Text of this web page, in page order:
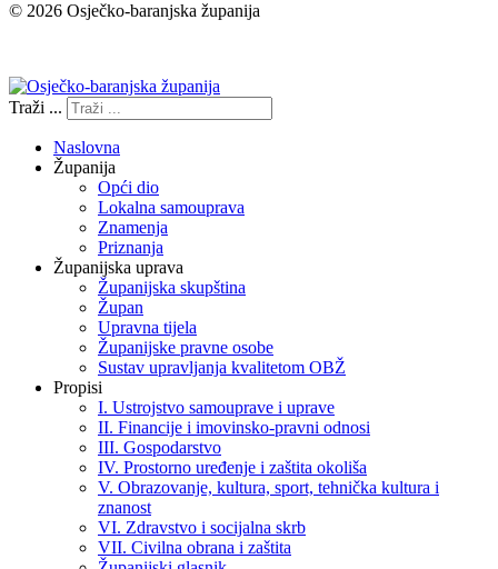
© 2026 Osječko-baranjska županija
Traži ...
Naslovna
Županija
Opći dio
Lokalna samouprava
Znamenja
Priznanja
Županijska uprava
Županijska skupština
Župan
Upravna tijela
Županijske pravne osobe
Sustav upravljanja kvalitetom OBŽ
Propisi
I. Ustrojstvo samouprave i uprave
II. Financije i imovinsko-pravni odnosi
III. Gospodarstvo
IV. Prostorno uređenje i zaštita okoliša
V. Obrazovanje, kultura, sport, tehnička kultura i
znanost
VI. Zdravstvo i socijalna skrb
VII. Civilna obrana i zaštita